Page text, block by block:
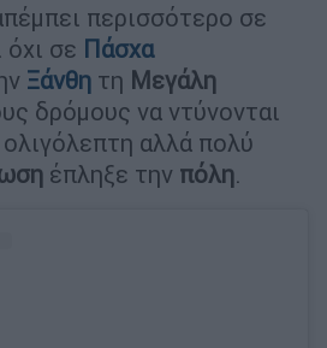
περισσότερο σε
όχι σε Πάσχα
Ξάνθη τη Μεγάλη
δρόμους να ντύνονται
αλλά πολύ
έπληξε την πόλη.